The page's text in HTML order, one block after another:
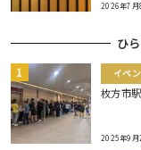
2026年7月
ひ
イベ
枚方市
2025年9月